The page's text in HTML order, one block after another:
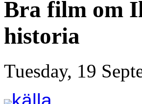
Bra film om
historia
Tuesday, 19